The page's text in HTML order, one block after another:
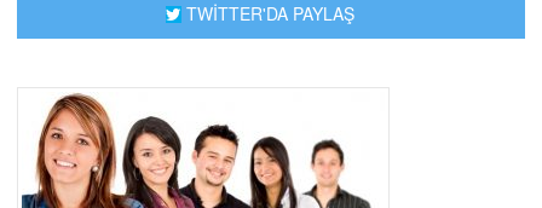
TWİTTER'DA PAYLAŞ